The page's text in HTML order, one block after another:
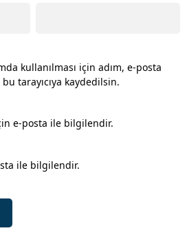
kullanılması için adım, e-posta
tarayıcıya kaydedilsin.
e-posta ile bilgilendir.
ile bilgilendir.